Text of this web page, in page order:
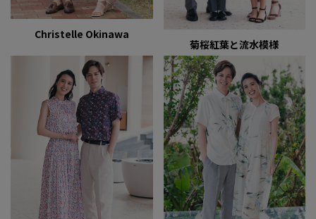
Christelle Okinawa
菊桜紅葉と流水模様